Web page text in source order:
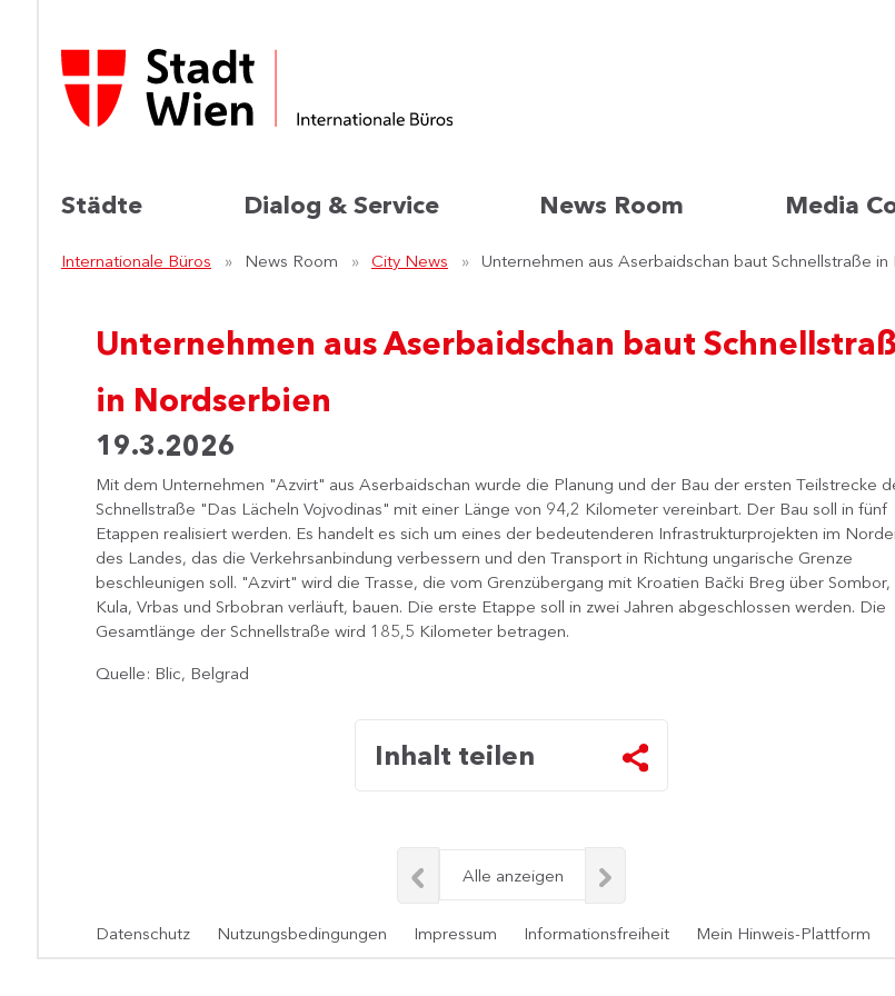
Städte Dialog & Service News Room Media
Internationale Büros News Room City News Unternehmen aus Aserbaidschan baut Schnellstraße
Unternehmen aus Aserbaidschan baut
in Nordserbien
19.3.2026
Mit dem Unternehmen "Azvirt" aus Aserbaidschan wurde die Planung und der Bau der ersten Teilstrecke
Schnellstraße "Das Lächeln Vojvodinas" mit einer Länge von 94,2 Kilometer vereinbart. Der Bau soll in fünf
Etappen realisiert werden. Es handelt es sich um eines der bedeutenderen Infrastrukturprojekten im
des Landes, das die Verkehrsanbindung verbessern und den Transport in Richtung ungarische Grenze
beschleunigen soll. "Azvirt" wird die Trasse, die vom Grenzübergang mit Kroatien Bački Breg über Sombor,
Kula, Vrbas und Srbobran verläuft, bauen. Die erste Etappe soll in zwei Jahren abgeschlossen werden. Die
Gesamtlänge der Schnellstraße wird 185,5 Kilometer betragen.
Quelle: Blic, Belgrad
Inhalt teilen
Alle anzeigen
Datenschutz Nutzungsbedingungen Impressum Informationsfreiheit Mein Hinweis-Plattform